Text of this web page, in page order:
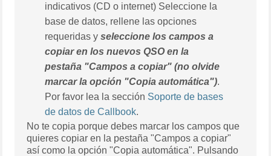
indicativos (CD o internet) Seleccione la
base de datos, rellene las opciones
requeridas yseleccione los campos a
copiar en los nuevos QSO en la
pestaña "Campos a copiar" (no olvide
marcar la opción "Copia automática").
Por favor lea la sección Soporte de bases
de datos de Callbook.
No te copia porque debes marcar los campos que
quieres copiar en la pestaña "Campos a copiar"
así como la opción "Copia automática". Pulsando